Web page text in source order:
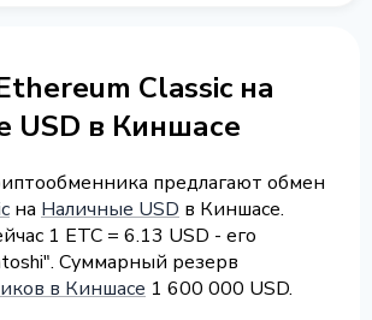
Classic на
USD в Киншасе
предлагают обмен
на Наличные USD в Киншасе.
1 ETC = 6.13 USD - его
Суммарный резерв
в Киншасе 1 600 000 USD.